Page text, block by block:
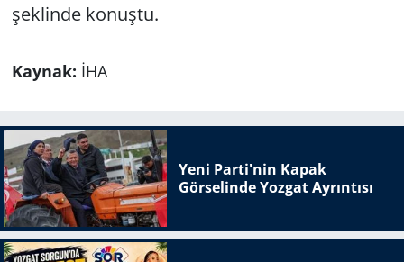
şeklinde konuştu.
Kaynak: İHA
Yeni Parti'nin Kapak
Görselinde Yozgat Ayrıntısı